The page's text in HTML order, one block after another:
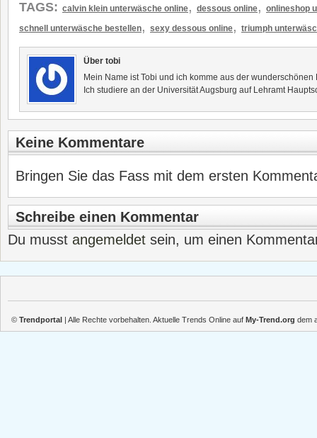
TAGS: calvin klein unterwäsche online, dessous online, onlineshop
schnell unterwäsche bestellen, sexy dessous online, triumph
Über tobi
Mein Name ist Tobi und ich komme aus der
Ich studiere an der Universität Augsburg auf Lehramt
Keine Kommentare
Bringen Sie das Fass mit dem ersten
Schreibe einen Kommentar
Du musst angemeldet sein, um einen
© Trendportal | Alle Rechte vorbehalten. Aktuelle Trends Online auf My-Trend.org dem